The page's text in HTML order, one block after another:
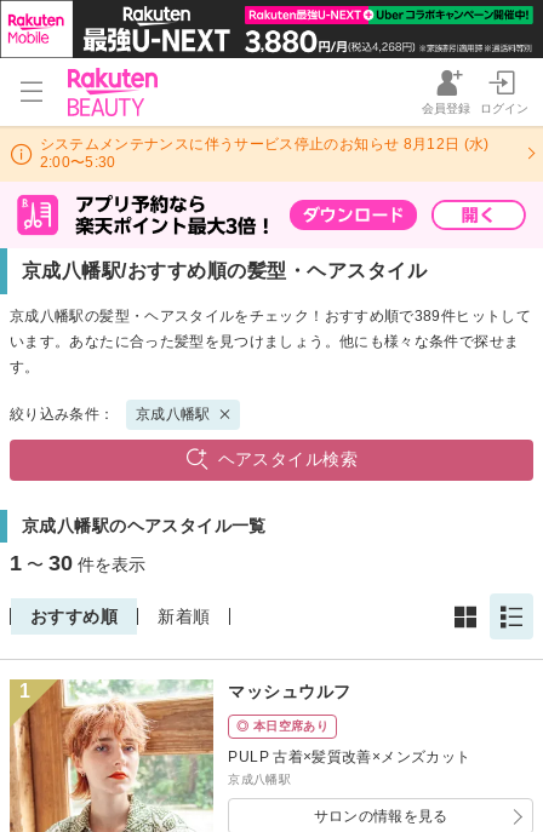
会員登録 ログイン
システムメンテナンスに伴うサービス停止のお知らせ 8月12日 (水)
2:00〜5:30
京成八幡駅/おすすめ順の髪型・ヘアスタイル
京成八幡駅の髪型・ヘアスタイルをチェック！おすすめ順で389件ヒットして
います。あなたに合った髪型を見つけましょう。他にも様々な条件で探せま
す。
絞り込み条件： 京成八幡駅
ヘアスタイル検索
京成八幡駅のヘアスタイル一覧
1 〜 30 件を表示
おすすめ順 新着順
1 マッシュウルフ
◎ 本日空席あり
PULP 古着×髪質改善×メンズカット
京成八幡駅
サロンの情報を見る